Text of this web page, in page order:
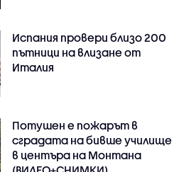
Испания провери близо 200
пътници на влизане от
Италия
Потушен е пожарът в
сградата на бивше училище
в центъра на Монтана